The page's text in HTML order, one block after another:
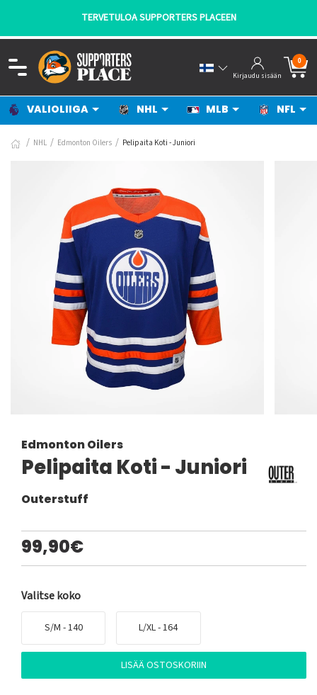
TERVETULOA SUPPORTERS PLACEEN
Kirjaudu sisään
0
VALIOLIIGA NHL MLB NFL
NHL Edmonton Oilers Pelipaita Koti - Juniori
Edmonton Oilers
Pelipaita Koti - Juniori
Outerstuff
99,90€
Valitse koko
S/M - 140 L/XL - 164
LISÄÄ OSTOSKORIIN